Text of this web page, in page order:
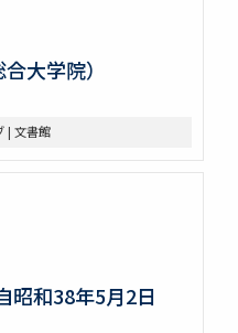
大学院）
| 文書館
昭和38年5月2日